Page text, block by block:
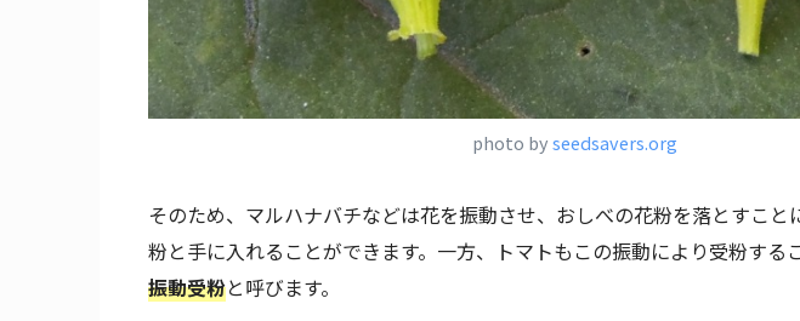
photo byseedsavers.org
そのため、マルハナバチなどは花を振動させ、おしべの花粉を落とすこと
粉と手に入れることができます。一方、トマトもこの振動により受粉する
振動受粉と呼びます。